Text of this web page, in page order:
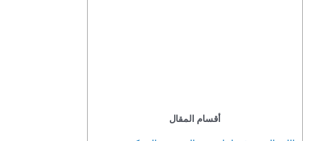
أقسام المقال